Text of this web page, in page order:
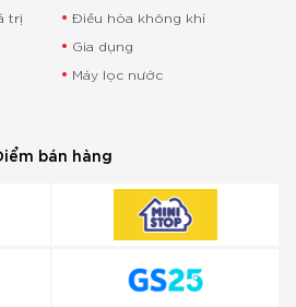
trị
Điều hòa không khí
Gia dụng
Máy lọc nước
bán hàng